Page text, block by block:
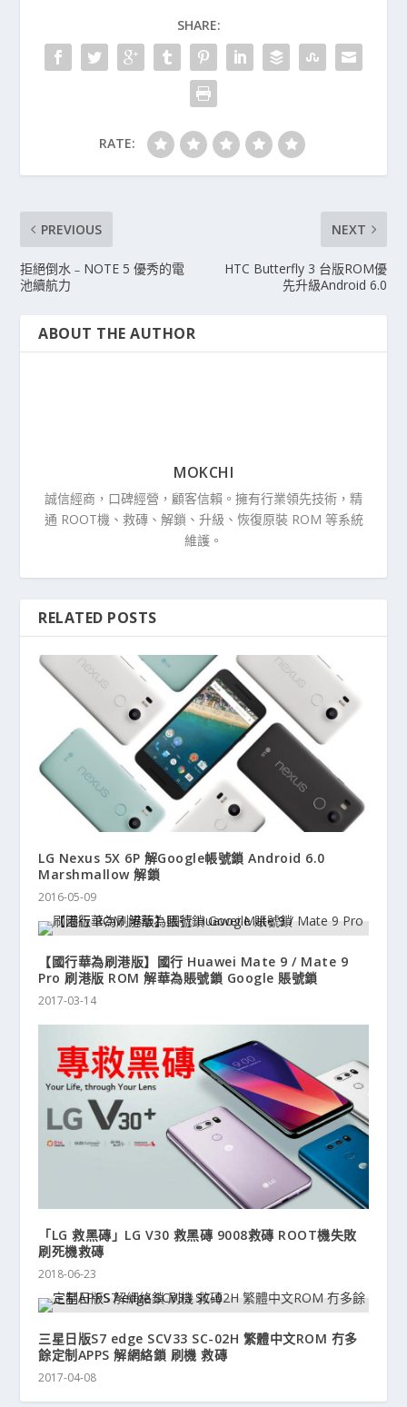
SHARE:
RATE:
PREVIOUS
拒絕倒水﹣NOTE 5 優秀的電
池續航力
NEXT
HTC Butterfly 3 台版ROM優
先升級Android 6.0
ABOUT THE AUTHOR
MOKCHI
誠信經商，口碑經營，顧客信賴。擁有行業領先技術，精
通 ROOT機、救磚、解鎖、升級、恢復原裝 ROM 等系統
維護。
RELATED POSTS
LG Nexus 5X 6P 解Google帳號鎖 Android 6.0
Marshmallow 解鎖
2016-05-09
【國行華為刷港版】國行 Huawei Mate 9 / Mate 9
Pro 刷港版 ROM 解華為賬號鎖 Google 賬號鎖
2017-03-14
「LG 救黑磚」LG V30 救黑磚 9008救磚 ROOT機失敗
刷死機救磚
2018-06-23
三星日版S7 edge SCV33 SC-02H 繁體中文ROM 冇多
餘定制APPS 解網絡鎖 刷機 救磚
2017-04-08